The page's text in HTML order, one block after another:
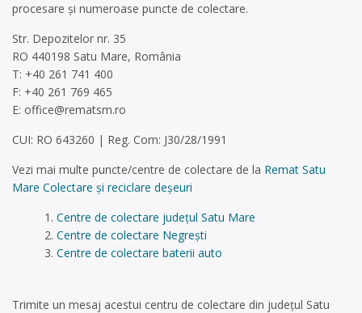
procesare și numeroase puncte de colectare.
Str. Depozitelor nr. 35
RO 440198 Satu Mare, România
T: +40 261 741 400
F: +40 261 769 465
E: office@rematsm.ro
CUI: RO 643260 | Reg. Com: J30/28/1991
Vezi mai multe puncte/centre de colectare de la Remat Satu
Mare Colectare și reciclare deșeuri
Centre de colectare județul Satu Mare
Centre de colectare Negrești
Centre de colectare baterii auto
Trimite un mesaj acestui centru de colectare din județul Satu